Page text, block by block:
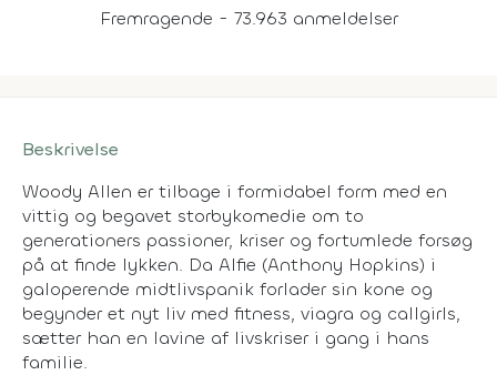
Fremragende - 73.963 anmeldelser
Beskrivelse
Woody Allen er tilbage i formidabel form med en
vittig og begavet storbykomedie om to
generationers passioner, kriser og fortumlede forsøg
på at finde lykken. Da Alfie (Anthony Hopkins) i
galoperende midtlivspanik forlader sin kone og
begynder et nyt liv med fitness, viagra og callgirls,
sætter han en lavine af livskriser i gang i hans
familie.